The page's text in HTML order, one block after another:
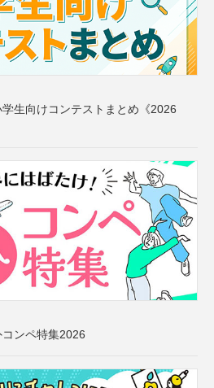
生向けコンテストまとめ《2026
ンペ特集2026